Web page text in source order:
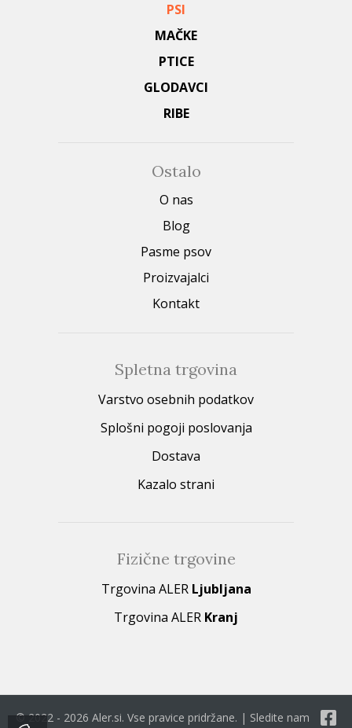
PSI
MAČKE
PTICE
GLODAVCI
RIBE
Ostalo
O nas
Blog
Pasme psov
Proizvajalci
Kontakt
Spletna trgovina
Varstvo osebnih podatkov
Splošni pogoji poslovanja
Dostava
Kazalo strani
Fizične trgovine
Trgovina ALER Ljubljana
Trgovina ALER Kranj
© 2022 - 2026 Aler.si. Vse pravice pridržane. | Sledite nam